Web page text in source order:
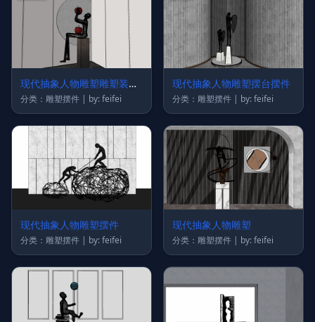
现代抽象人物雕塑雕塑装饰
品
分类：雕塑摆件 | by: feifei
现代抽象人物雕塑摆台摆件
分类：雕塑摆件 | by: feifei
现代抽象人物雕塑摆件
分类：雕塑摆件 | by: feifei
现代抽象人物雕塑
分类：雕塑摆件 | by: feifei